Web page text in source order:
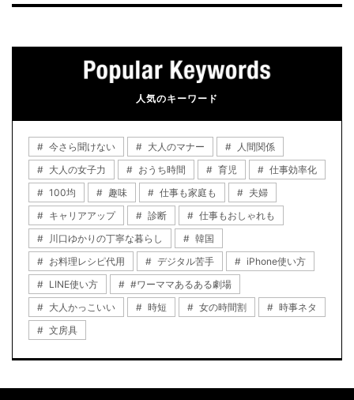
人気のキーワード
今さら聞けない 大人のマナー
人間関係
大人の女子力
おうち時間 育児
仕事効率化
100均
趣味 仕事も家庭も
夫婦
キャリアアップ
診断
仕事もおしゃれも
川口ゆかりの丁寧な暮らし
韓国
お料理レシピ代用
デジタル苦手
iPhone使い方
LINE使い方
#ワーママあるある劇場
大人かっこいい
時短 女の時間割
時事ネタ
文房具